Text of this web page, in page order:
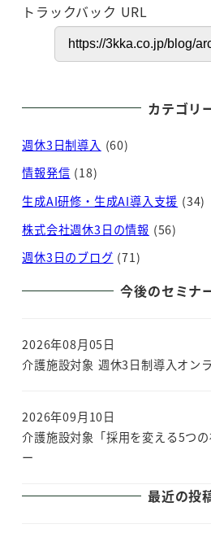
トラックバック URL
カテゴリ
週休3日制導入 (60)
情報発信 (18)
生成AI研修・生成AI導入支援 (34)
株式会社週休3日の情報 (56)
週休3日のブログ (71)
今後のセミナ
2026年08月05日
介護施設対象 週休3日制導入オン
2026年09月10日
介護施設対象「採用を変える5つ
ー
最近の投